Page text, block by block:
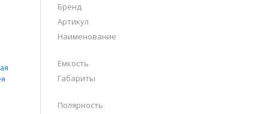
Бренд
Артикул
Наименование
Емкость
Габариты
Полярность